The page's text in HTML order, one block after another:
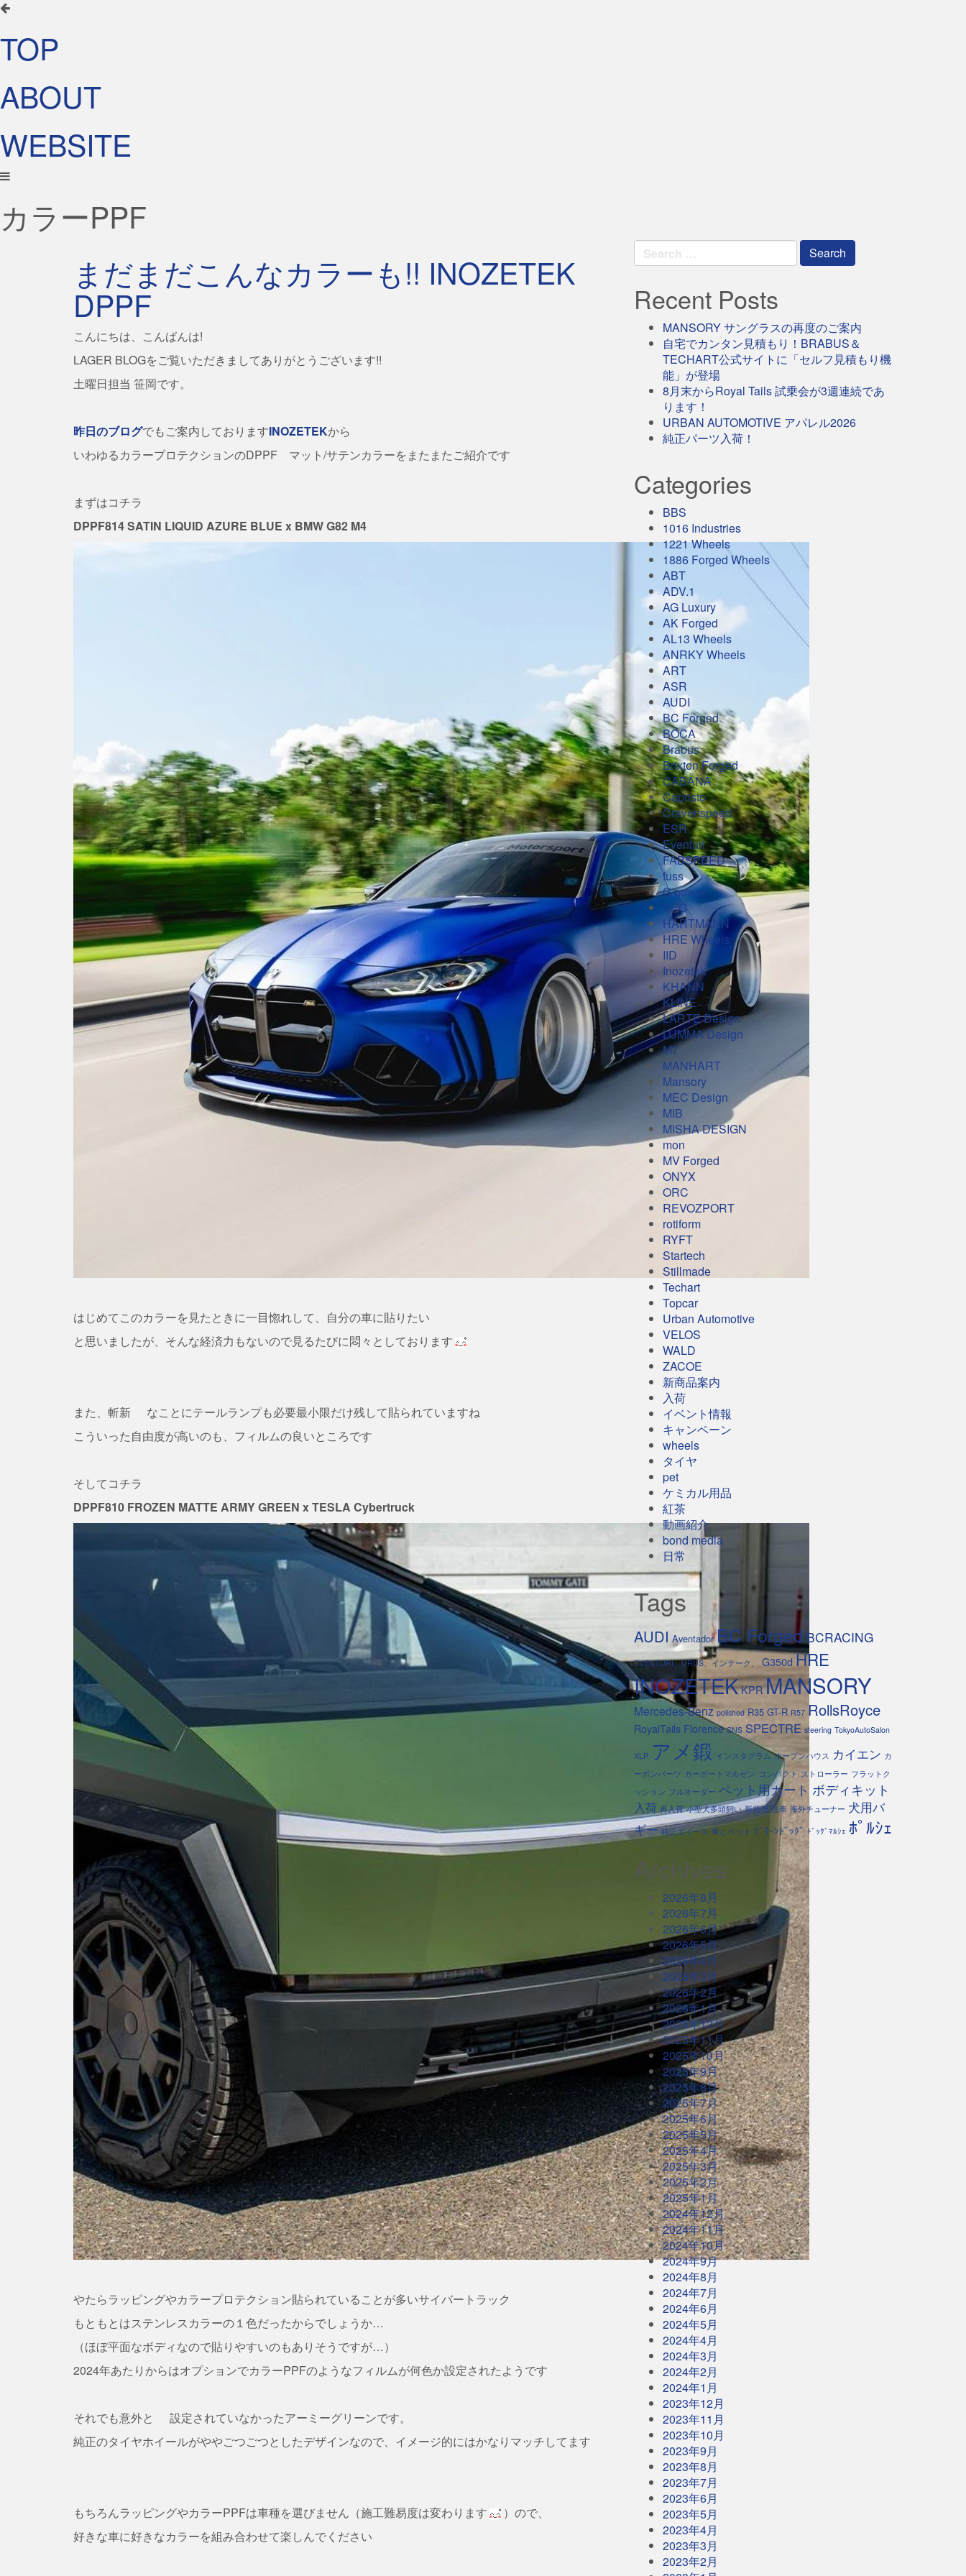
TOP
ABOUT
WEBSITE
カラーPPF
まだまだこんなカラーも!! INOZETEK
DPPF
こんにちは、こんばんは!
LAGER BLOGをご覧いただきましてありがとうございます!!
土曜日担当 笹岡です。
昨日のブログでもご案内しておりますINOZETEKから
いわゆるカラープロテクションのDPPF マット/サテンカラーをまたまたご紹介です
まずはコチラ
DPPF814 SATIN LIQUID AZURE BLUE x BMW G82 M4
はじめてこのカラーを見たときに一目惚れして、自分の車に貼りたい
と思いましたが、そんな経済力もないので見るたびに悶々としております
また、斬新
なことにテールランプも必要最小限だけ残して貼られていますね
こういった自由度が高いのも、フィルムの良いところです
そしてコチラ
DPPF810 FROZEN MATTE ARMY GREEN x TESLA Cybertruck
やたらラッピングやカラープロテクション貼られていることが多いサイバートラック
もともとはステンレスカラーの１色だったからでしょうか…
（ほぼ平面なボディなので貼りやすいのもありそうですが…）
2024年あたりからはオプションでカラーPPFのようなフィルムが何色か設定されたようです
それでも意外と
設定されていなかったアーミーグリーンです。
純正のタイヤホイールがややごつごつとしたデザインなので、イメージ的にはかなりマッチしてます
もちろんラッピングやカラーPPFは車種を選びません（施工難易度は変わります
）ので、
好きな車に好きなカラーを組み合わせて楽しんでください
Search
for:
Recent Posts
MANSORY サングラスの再度のご案内
自宅でカンタン見積もり！BRABUS＆
TECHART公式サイトに「セルフ見積もり機
能」が登場
8月末からRoyal Tails 試乗会が3週連続であ
ります！
URBAN AUTOMOTIVE アパレル2026
純正パーツ入荷！
Categories
BBS
1016 Industries
1221 Wheels
1886 Forged Wheels
ABT
ADV.1
AG Luxury
AK Forged
AL13 Wheels
ANRKY Wheels
ART
ASR
AUDI
BC Forged
BOCA
Brabus
Brixton Forged
CABANA
Capristo
Cravenspeed
ESR
Eventuri
FABSPEED
fuss
G power
GFG
HARTMANN
HRE Wheels
IID
Inozetek
KHANN
KLINE
LARTE Design
LUMMA Design
M7
MANHART
Mansory
MEC Design
MIB
MISHA DESIGN
mon
MV Forged
ONYX
ORC
REVOZPORT
rotiform
RYFT
Startech
Stillmade
Techart
Topcar
Urban Automotive
VELOS
WALD
ZACOE
新商品案内
入荷
イベント情報
キャンペーン
wheels
タイヤ
pet
ケミカル用品
紅茶
動画紹介
bond media
日常
Tags
AUDI Aventador BC Forged BCRACING
EVENTURI、URUS、インテーク、 G350d HRE
INOZETEK KPR MANSORY
Mercedes-Benz polished R35 GT-R R57 RollsRoyce
RoyalTails Florence SNS SPECTRE steering TokyoAutoSalon
XLP アメ鍛 インスタグラム オープンハウス カイエン カ
ーボンパーツ カーポートマルゼン コンパクト ストローラー フラットク
ッション フルオーダー ペット用カート ボディキット
入荷 再入荷 小型犬多頭飼い 新発売 洗車 海外チューナー 犬用バ
ギー 純正ホイール 車とペット ｸﾞﾘｰﾝﾄﾞｯｸﾞ ﾄﾞｯｸﾞﾏﾙｼｪ ﾎﾟﾙｼｪ
Archives
2026年8月
2026年7月
2026年6月
2026年5月
2026年4月
2026年3月
2026年2月
2026年1月
2025年12月
2025年11月
2025年10月
2025年9月
2025年8月
2025年7月
2025年6月
2025年5月
2025年4月
2025年3月
2025年2月
2025年1月
2024年12月
2024年11月
2024年10月
2024年9月
2024年8月
2024年7月
2024年6月
2024年5月
2024年4月
2024年3月
2024年2月
2024年1月
2023年12月
2023年11月
2023年10月
2023年9月
2023年8月
2023年7月
2023年6月
2023年5月
2023年4月
2023年3月
2023年2月